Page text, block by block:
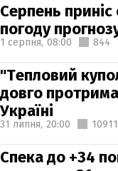
Серпень приніс
погоду
1 серпня, 08:00 844
"Тепловий
довго
Україні
31 липня, 20:00 10911
Спека до +34